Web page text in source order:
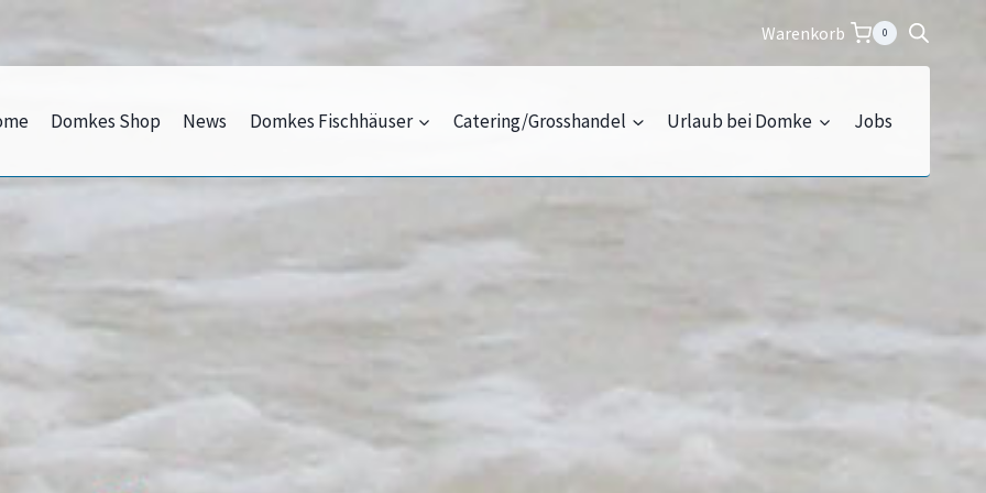
Warenkorb 0
Domkes Shop News Domkes Fischhäuser Catering/Grosshandel Urlaub bei Domke Jobs